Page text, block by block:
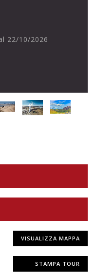
22/10/2026
VISUALIZZA MAPPA
STAMPA TOUR